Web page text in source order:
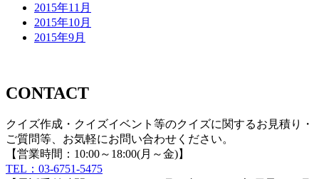
2015年11月
2015年10月
2015年9月
CONTACT
クイズ作成・クイズイベント等のクイズに関するお見積り・
ご質問等、お気軽にお問い合わせください。
【営業時間：10:00～18:00(月～金)】
TEL：03-6751-5475